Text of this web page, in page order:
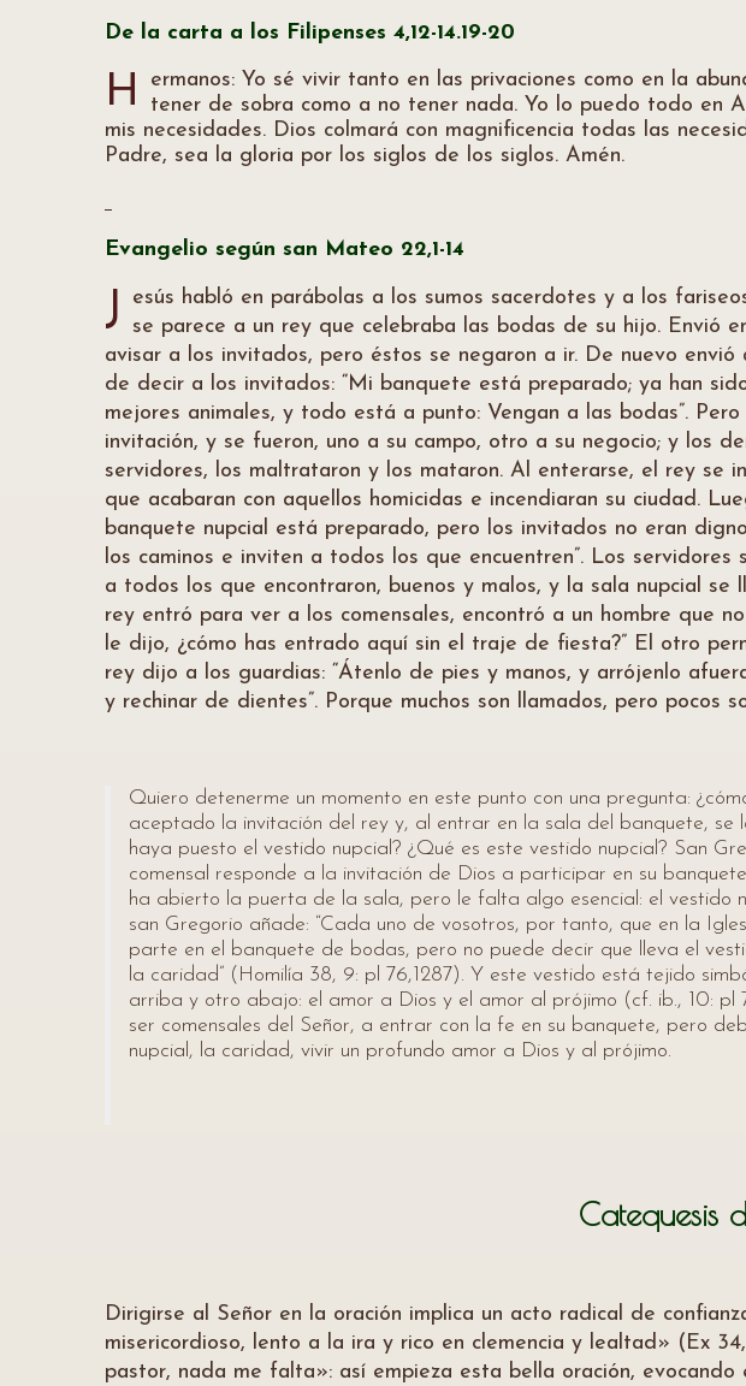
De la carta a los Filipenses 4,12-14.19-20
H
ermanos: Yo sé vivir tanto en las privaciones como en la
tener de sobra como a no tener nada. Yo lo puedo todo en
mis necesidades. Dios colmará con magnificencia todas las
Padre, sea la gloria por los siglos de los siglos. Amén.
Evangelio según san Mateo 22,1-14
J
esús habló en parábolas a los sumos sacerdotes y a los
se parece a un rey que celebraba las bodas de su hijo. Envió
avisar a los invitados, pero éstos se negaron a ir. De nuevo
de decir a los invitados: “Mi banquete está preparado; ya han
mejores animales, y todo está a punto: Vengan a las bodas”.
invitación, y se fueron, uno a su campo, otro a su negocio; y los
servidores, los maltrataron y los mataron. Al enterarse, el rey se
que acabaran con aquellos homicidas e incendiaran su ciudad.
banquete nupcial está preparado, pero los invitados no eran
los caminos e inviten a todos los que encuentren”. Los servidores
a todos los que encontraron, buenos y malos, y la sala nupcial se
rey entró para ver a los comensales, encontró a un hombre que
le dijo, ¿cómo has entrado aquí sin el traje de fiesta?” El otro
rey dijo a los guardias: “Átenlo de pies y manos, y arrójenlo
y rechinar de dientes”. Porque muchos son llamados, pero pocos
Quiero detenerme un momento en este punto con una pregunta:
aceptado la invitación del rey y, al entrar en la sala del banquete,
haya puesto el vestido nupcial? ¿Qué es este vestido nupcial? San
comensal responde a la invitación de Dios a participar en su
ha abierto la puerta de la sala, pero le falta algo esencial: el vestido
san Gregorio añade: “Cada uno de vosotros, por tanto, que en la
parte en el banquete de bodas, pero no puede decir que lleva el
la caridad” (Homilía 38, 9: pl 76,1287). Y este vestido está tejido
arriba y otro abajo: el amor a Dios y el amor al prójimo (cf. ib., 10: pl
ser comensales del Señor, a entrar con la fe en su banquete, pero
nupcial, la caridad, vivir un profundo amor a Dios y al prójimo.
Catequesis
Dirigirse al Señor en la oración implica un acto radical de
misericordioso, lento a la ira y rico en clemencia y lealtad» (Ex
pastor, nada me falta»: así empieza esta bella oración,